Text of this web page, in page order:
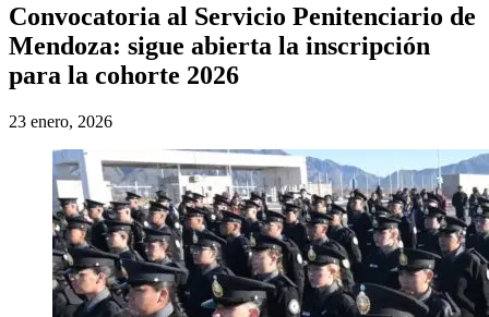
Convocatoria al Servicio Penitenciario de
Mendoza: sigue abierta la inscripción
para la cohorte 2026
23 enero, 2026